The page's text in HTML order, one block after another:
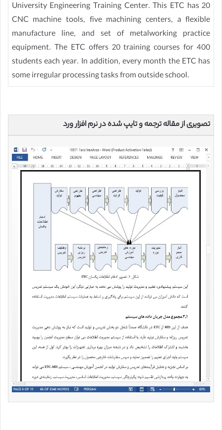
University Engineering Training Center. This ETC has 20
CNC machine tools, five machining centers, a flexible
manufacture line, and set of metalworking practice
equipment. The ETC offers 20 training courses for 400
students each year. In addition, every month the ETC has
some irregular processing tasks from outside school.
تصویری از مقاله ترجمه و تایپ شده در نرم افزار ورد